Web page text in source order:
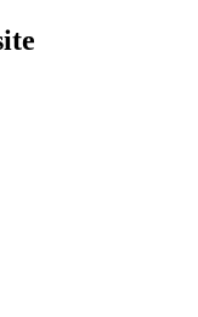
à informação